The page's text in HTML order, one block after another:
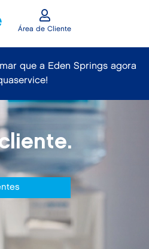
Área de Cliente
que a Eden Springs agora